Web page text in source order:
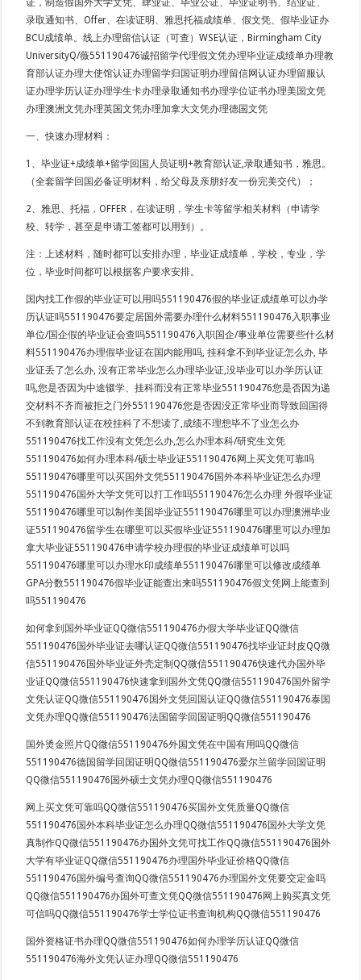
证，制造假国外大学文凭、肆业证、毕业公证、毕业证明书、结业证、
录取通知书、Offer、在读证明、雅思托福成绩单、假文凭、假毕业证办
BCU成绩单。线上办理留信认证（可查）WSE认证，Birmingham City
UniversityQ/薇551190476诚招留学代理假文凭办理毕业证成绩单办理教
育部认证办理大使馆认证办理留学归国证明办理留信网认证办理留服认
证办理学历认证办理学生卡办理录取通知书办理学位证书办理美国文凭
办理澳洲文凭办理英国文凭办理加拿大文凭办理德国文凭
一、快速办理材料：
1、毕业证+成绩单+留学回国人员证明+教育部认证,录取通知书，雅思。
（全套留学回国必备证明材料，给父母及亲朋好友一份完美交代）；
2、雅思、托福，OFFER，在读证明，学生卡等留学相关材料（申请学
校、转学，甚至是申请工签都可以用到）。
注：上述材料，随时都可以安排办理，毕业证成绩单，学校，专业，学
位，毕业时间都可以根据客户要求安排。
国内找工作假的毕业证可以用吗551190476假的毕业证成绩单可以办学
历认证吗551190476要定居国外需要办理什么材料551190476入职事业
单位/国企假的毕业证会查吗551190476入职国企/事业单位需要些什么材
料551190476办理假毕业证在国内能用吗, 挂科拿不到毕业证怎么办, 毕
业证丢了怎么办, 没有正常毕业怎么办理毕业证,没毕业可以办学历认证
吗,您是否因为中途辍学、挂科而没有正常毕业551190476您是否因为递
交材料不齐而被拒之门外551190476您是否因没正常毕业而导致回国得
不到教育部认证在校挂科了不想读了,成绩不理想毕不了业怎么办
551190476找工作没有文凭怎么办,怎么办理本科/研究生文凭
551190476如何办理本科/硕士毕业证551190476网上买文凭可靠吗
551190476哪里可以买国外文凭551190476国外本科毕业证怎么办理
551190476国外大学文凭可以打工作吗551190476怎么办理 外假毕业证
551190476哪里可以制作美国毕业证551190476哪里可以办理澳洲毕业
证551190476留学生在哪里可以买假毕业证551190476哪里可以办理加
拿大毕业证551190476申请学校办理假的毕业证成绩单可以吗
551190476哪里可以办理水印成绩单551190476哪里可以修改成绩单
GPA分数551190476假毕业证能查出来吗551190476假文凭网上能查到
吗551190476
如何拿到国外毕业证QQ微信551190476办假大学毕业证QQ微信
551190476国外毕业证去哪认证QQ微信551190476找毕业证封皮QQ微
信551190476国外毕业证外壳定制QQ微信551190476快速代办国外毕
业证QQ微信551190476快速拿到国外文凭QQ微信551190476国外留学
文凭认证QQ微信551190476国外文凭回国认证QQ微信551190476泰国
文凭办理QQ微信551190476法国留学回国证明QQ微信551190476
国外烫金照片QQ微信551190476外国文凭在中国有用吗QQ微信
551190476德国留学回国证明QQ微信551190476爱尔兰留学回国证明
QQ微信551190476国外硕士文凭办理QQ微信551190476
网上买文凭可靠吗QQ微信551190476买国外文凭质量QQ微信
551190476国外本科毕业证怎么办理QQ微信551190476国外大学文凭
真制作QQ微信551190476办国外文凭可找工作QQ微信551190476国外
大学有毕业证QQ微信551190476办理国外毕业证价格QQ微信
551190476国外编号查询QQ微信551190476办理国外文凭要交定金吗
QQ微信551190476办国外可查文凭QQ微信551190476网上购买真文凭
可信吗QQ微信551190476学士学位证书查询机构QQ微信551190476
国外资格证书办理QQ微信551190476如何办理学历认证QQ微信
551190476海外文凭认证办理QQ微信551190476